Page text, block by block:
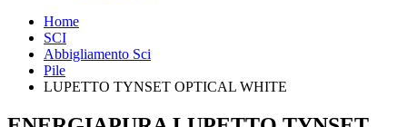
Home
SCI
Abbigliamento Sci
Pile
LUPETTO TYNSET OPTICAL WHITE